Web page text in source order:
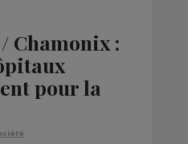
Chamonix :
pour la